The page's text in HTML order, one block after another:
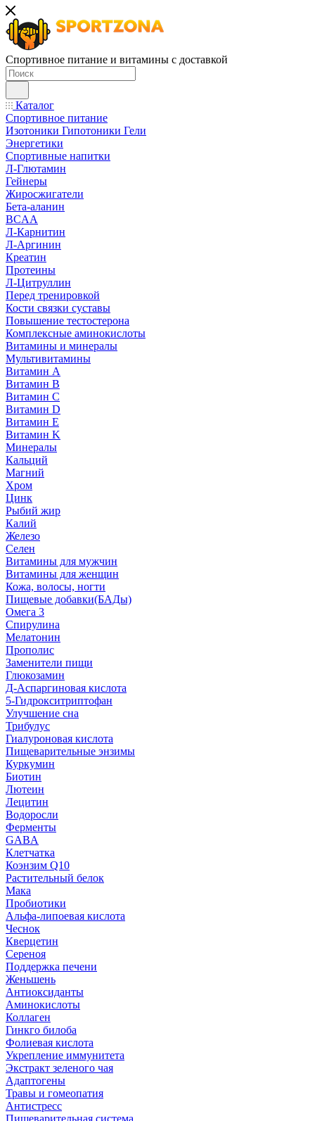
Спортивное питание и витамины с доставкой
Каталог
Спортивное питание
Изотоники Гипотоники Гели
Энергетики
Спортивные напитки
Л-Глютамин
Гейнеры
Жиросжигатели
Бета-аланин
BCAA
Л-Карнитин
Л-Аргинин
Креатин
Протеины
Л-Цитруллин
Перед тренировкой
Кости связки суставы
Повышение тестостерона
Комплексные аминокислоты
Витамины и минералы
Мультивитамины
Витамин A
Витамин B
Витамин C
Витамин D
Витамин E
Витамин K
Минералы
Кальций
Магний
Хром
Цинк
Рыбий жир
Калий
Железо
Селен
Витамины для мужчин
Витамины для женщин
Кожа, волосы, ногти
Пищевые добавки(БАДы)
Омега 3
Спирулина
Мелатонин
Прополис
Заменители пищи
Глюкозамин
Д-Аспаргиновая кислота
5-Гидрокситриптофан
Улучшение сна
Трибулус
Гиалуроновая кислота
Пищеварительные энзимы
Куркумин
Биотин
Лютеин
Лецитин
Водоросли
Ферменты
GABA
Клетчатка
Коэнзим Q10
Растительный белок
Мака
Пробиотики
Альфа-липоевая кислота
Чеснок
Кверцетин
Сереноя
Поддержка печени
Женьшень
Антиоксиданты
Аминокислоты
Коллаген
Гинкго билоба
Фолиевая кислота
Укрепление иммунитета
Экстракт зеленого чая
Адаптогены
Травы и гомеопатия
Антистресс
Пищеварительная система